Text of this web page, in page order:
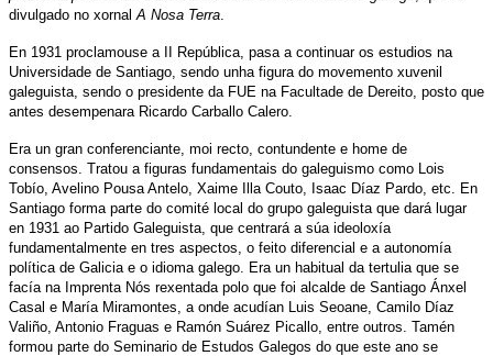
divulgado no xornal A Nosa Terra
En 1931 proclamouse a II República, pasa a continuar os estudios na
Universidade de Santiago, sendo unha figura do movemento xuvenil
galeguista, sendo o presidente da FUE na Facultade de Dereito, posto que
antes desempenara Ricardo Carballo Calero.
Era un gran conferenciante, moi recto, contundente e home de
consensos. Tratou a figuras fundamentais do galeguismo como Lois
Tobío, Avelino Pousa Antelo, Xaime Illa Couto, Isaac Díaz Pardo, etc. En
Santiago forma parte do comité local do grupo galeguista que dará lugar
en 1931 ao Partido Galeguista, que centrará a súa ideoloxía
fundamentalmente en tres aspectos, o feito diferencial e a autonomía
política de Galicia e o idioma galego. Era un habitual da tertulia que se
facía na Imprenta Nós rexentada polo que foi alcalde de Santiago Ánxel
Casal e María Miramontes, a onde acudían Luis Seoane, Camilo Díaz
Valiño, Antonio Fraguas e Ramón Suárez Picallo, entre outros. Tamén
formou parte do Seminario de Estudos Galegos do que este ano se